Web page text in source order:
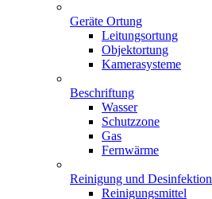
Geräte Ortung
Leitungsortung
Objektortung
Kamerasysteme
Beschriftung
Wasser
Schutzzone
Gas
Fernwärme
Reinigung und Desinfektion
Reinigungsmittel